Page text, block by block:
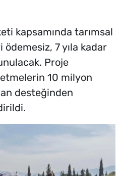
kapsamında tarımsal
7 yıla kadar
Proje
10 milyon
desteğinden